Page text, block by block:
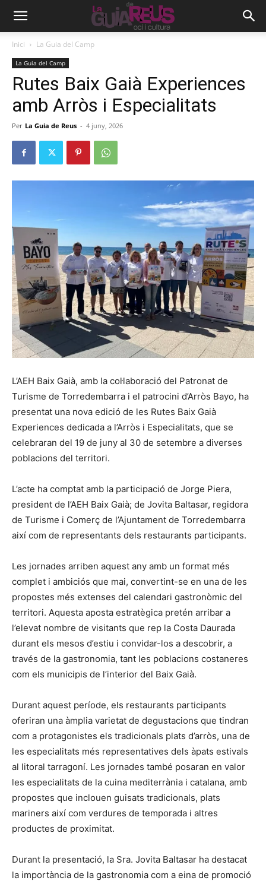
Inici La Guia del Camp
La Guia del Camp
Rutes Baix Gaià Experiences
amb Arròs i Especialitats
Per La Guia de Reus - 4 juny, 2026
L’AEH Baix Gaià, amb la col·laboració del Patronat de
Turisme de Torredembarra i el patrocini d’Arròs Bayo, ha
presentat una nova edició de les Rutes Baix Gaià
Experiences dedicada a l’Arròs i Especialitats, que se
celebraran del 19 de juny al 30 de setembre a diverses
poblacions del territori.
L’acte ha comptat amb la participació de Jorge Piera,
president de l’AEH Baix Gaià; de Jovita Baltasar, regidora
de Turisme i Comerç de l’Ajuntament de Torredembarra
així com de representants dels restaurants participants.
Les jornades arriben aquest any amb un format més
complet i ambiciós que mai, convertint-se en una de les
propostes més extenses del calendari gastronòmic del
territori. Aquesta aposta estratègica pretén arribar a
l’elevat nombre de visitants que rep la Costa Daurada
durant els mesos d’estiu i convidar-los a descobrir, a
través de la gastronomia, tant les poblacions costaneres
com els municipis de l’interior del Baix Gaià.
Durant aquest període, els restaurants participants
oferiran una àmplia varietat de degustacions que tindran
com a protagonistes els tradicionals plats d’arròs, una de
les especialitats més representatives dels àpats estivals
al litoral tarragoní. Les jornades també posaran en valor
les especialitats de la cuina mediterrània i catalana, amb
propostes que inclouen guisats tradicionals, plats
mariners així com verdures de temporada i altres
productes de proximitat.
Durant la presentació, la Sra. Jovita Baltasar ha destacat
la importància de la gastronomia com a eina de promoció